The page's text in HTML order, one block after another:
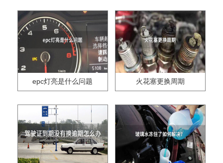
epc灯亮是什么问题 火花塞更换周期